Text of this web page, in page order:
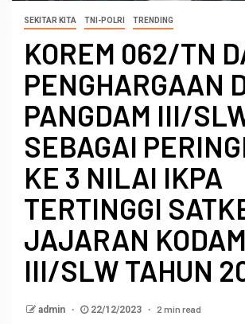
SEKITAR KITA TNI-POLRI TRENDING
KOREM 062/TN
PENGHARGAAN
PANGDAM III/
SEBAGAI
KE 3 NILAI IKPA
TERTINGGI
JAJARAN KODAM
III/SLW TAHUN
admin 22/12/2023 2 min read